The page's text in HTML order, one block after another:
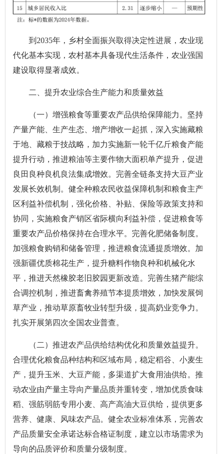
到2035年，乡村全面振兴取得决定性进展，农业现
代化基本实现，农村基本具备现代生活条件，农业强国
建设取得显著成效。
二、提升农业综合生产能力和质量效益
（一）增强粮食等重要农产品供给保障能力。坚持
产量产能、生产生态、增产增收一起抓，深入实施藏粮
于地、藏粮于技战略，加力实施新一轮千亿斤粮食产能
提升行动，推进粮油等主要作物大面积单产提升，促进
良田良种良机良法集成增效。完善全链条支持大豆产业
发展长效机制。健全种粮农民收益保障机制和粮食主产
区利益补偿机制，强化价格、补贴、保险等政策支持和
协同，实施粮食产销区省际横向利益补偿，促进粮食等
重要农产品价格保持在合理水平。完善化肥储备制度。
加强粮食购销和储备管理，推进粮食流通提质增效。加
强新疆优质棉花生产，提升糖料作物良种和机械化水
平，推进天然橡胶老旧胶园更新改造。完善生猪产能综
合调控机制，推进畜禽养殖节本提质增效，加快发展饲
草产业，推动草原畜牧业转型升级，提高奶业竞争力。
扎实开展第四次全国农业普查。
（二）推进农产品供给结构优化和质量效益提升。
合理优化粮食品种结构和区域布局，稳定稻谷、小麦生
产，提升玉米、大豆产能，多渠道扩大食用油供给。推
动农业由产量主导向产量品质并重转变，增加优质食味
稻、强筋弱筋专用小麦、高产高油大豆供给，提供更多
营养、健康、风味农产品。健全农业标准体系，完善农
产品质量安全承诺达标合格证制度，建立以市场需求为
导向的品质评价和质量分级制度。